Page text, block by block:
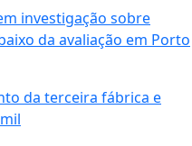
investigação sobre
da avaliação em Porto
da terceira fábrica e